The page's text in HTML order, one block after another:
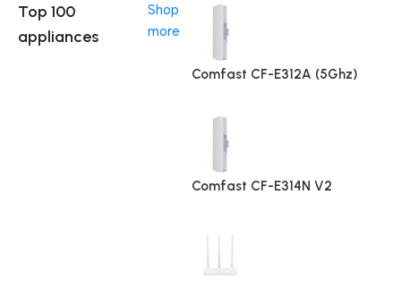
Top 100
appliances
Shop
more
Comfast CF-E312A (5Ghz)
Comfast CF-E314N V2